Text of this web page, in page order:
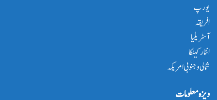
یورپ
افریقہ
آسٹریلیا
انٹار کیٹکا
شمالی و جنوبی امریکہ
ویزہ معلومات